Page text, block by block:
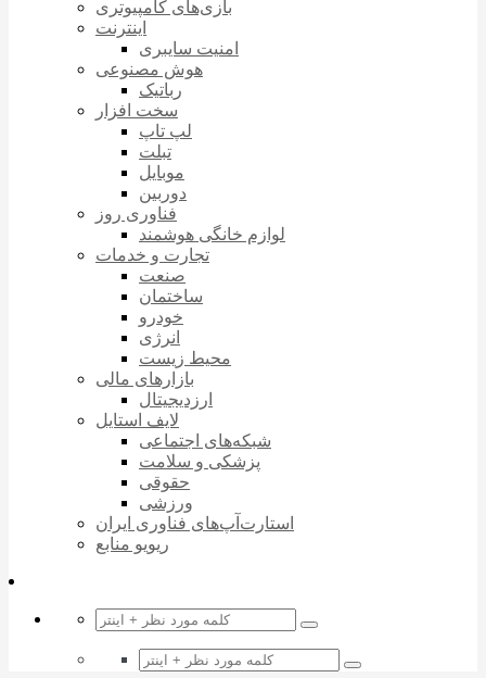
بازی‌های کامپیوتری
اینترنت
امنیت سایبری
هوش مصنوعی
رباتیک
سخت افزار
لپ تاپ
تبلت
موبایل
دوربین
فناوری روز
لوازم خانگی هوشمند
تجارت و خدمات
صنعت
ساختمان
خودرو
انرژی
محیط زیست
بازارهای مالی
ارزدیجیتال
لایف استایل
شبکه‌های اجتماعی
پزشکی و سلامت
حقوقی
ورزشی
استارت‌آپ‌های فناوری ایران
ریویو منابع